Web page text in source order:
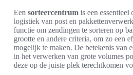
Een sorteercentrum is een essentieel
logistiek van post en
functie om zendingen te sorteren op
grootte en andere criteria, om zo een
mogelijk te maken. De betekenis van
in het verwerken van grote volumes
deze op de juiste plek terechtkomen